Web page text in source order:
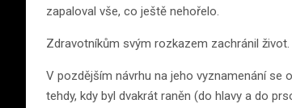
zapaloval vše, co ještě nehořelo.
Zdravotníkům svým rozkazem zachránil
V pozdějším návrhu na jeho vyznamenání se
tehdy, kdy byl dvakrát raněn (do hlavy a do